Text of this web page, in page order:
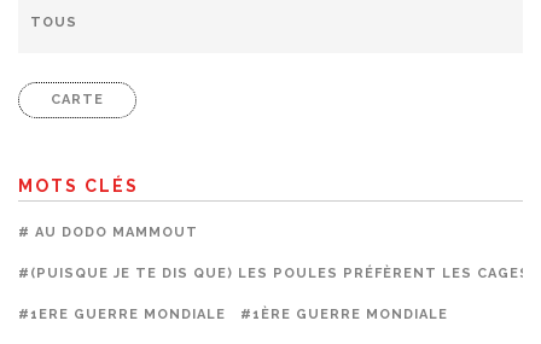
CARTE
MOTS CLÉS
# AU DODO MAMMOUT
#(PUISQUE JE TE DIS QUE) LES POULES PRÉFÈRENT LES CAGES
#1ERE GUERRE MONDIALE #1ÈRE GUERRE MONDIALE